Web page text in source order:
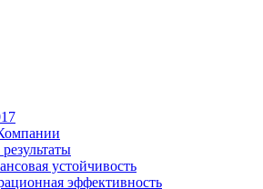
устойчивость
эффективность